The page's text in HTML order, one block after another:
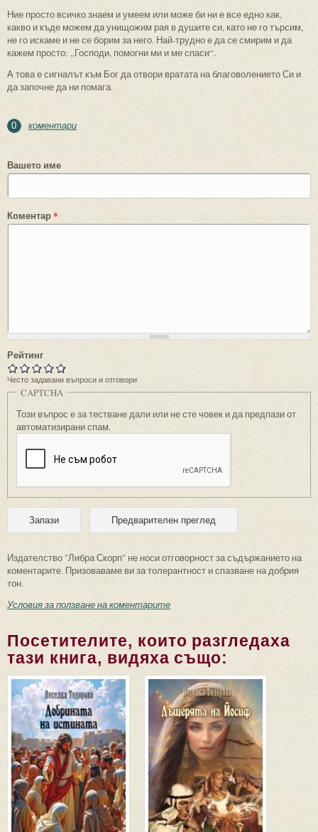
Ние просто всичко знаем и умеем или може би ни е все едно как,
какво и къде можем да унищожим рая в душите си, като не го търсим,
не го искаме и не се борим за него. Най-трудно е да се смирим и да
кажем просто: „Господи, помогни ми и ме спаси“.
А това е сигналът към Бог да отвори вратата на благоволението Си и
да започне да ни помага.
0 коментари
Вашето име
Коментар*
Рейтинг
Често задавани въпроси и отговори
CAPTCHA
Този въпрос е за тестване дали или не сте човек и да предпази от
автоматизирани спам.
Издателство "Либра Скорп" не носи отговорност за съдържанието на
коментарите. Призоваваме ви за толерантност и спазване на добрия
тон.
Условия за ползване на коментарите
Посетителите, които разгледаха
тази книга, видяха също: